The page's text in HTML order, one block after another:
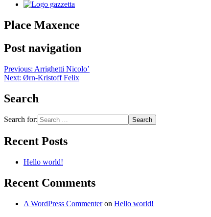
Place Maxence
Post navigation
Previous: Arrighetti Nicolo’
Next: Ørn-Kristoff Felix
Search
Search for:
Recent Posts
Hello world!
Recent Comments
A WordPress Commenteron Hello world!